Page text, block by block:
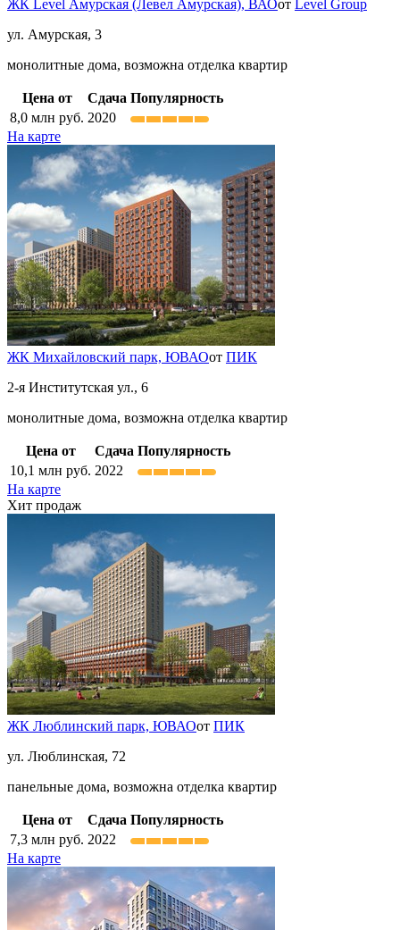
ЖК Level Амурская (Левел Амурская), ВАОот
Level Group
ул. Амурская, 3
монолитные дома, возможна отделка квартир
Цена от Сдача Популярность
8,0 млн руб. 2020
На карте
ЖК Михайловский парк, ЮВАОот ПИК
2-я Институтская ул., 6
монолитные дома, возможна отделка квартир
Цена от Сдача Популярность
10,1 млн руб. 2022
На карте
Хит продаж
ЖК Люблинский парк, ЮВАОот ПИК
ул. Люблинская, 72
панельные дома, возможна отделка квартир
Цена от Сдача Популярность
7,3 млн руб. 2022
На карте